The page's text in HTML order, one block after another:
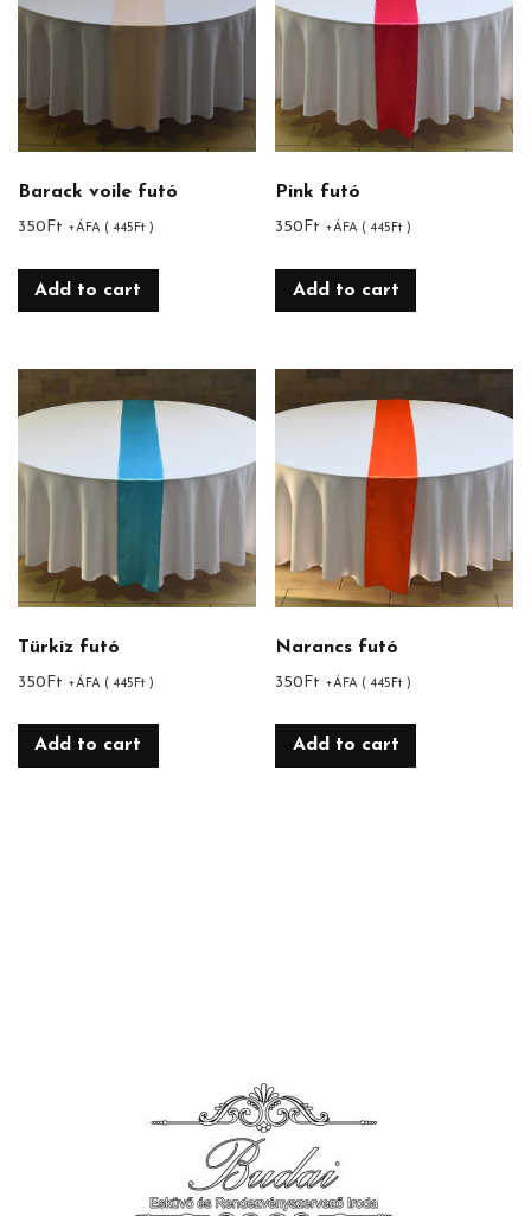
Barack voile futó
350 Ft +ÁFA ( 445 Ft )
Add to cart
Pink futó
350 Ft +ÁFA (445 Ft )
Add to cart
Türkiz futó
350 Ft +ÁFA ( 445 Ft )
Add to cart
Narancs futó
350 Ft +ÁFA (445 Ft )
Add to cart